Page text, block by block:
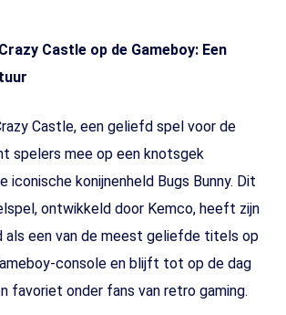
Castle op de Gameboy: Een
Castle, een geliefd spel voor de
spelers mee op een knotsgek
iconische konijnenheld Bugs Bunny. Dit
ontwikkeld door Kemco, heeft zijn
als een van de meest geliefde titels op
console en blijft tot op de dag
favoriet onder fans van retro gaming.